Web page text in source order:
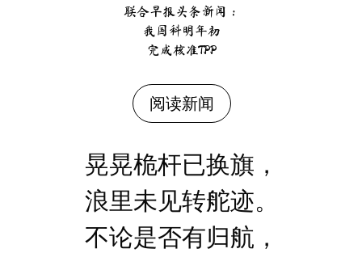
联合早报头条新闻：
我国料明年初
完成核准TPP
阅读新闻
晃晃桅杆已换旗，
浪里未见转舵迹。
不论是否有归航，